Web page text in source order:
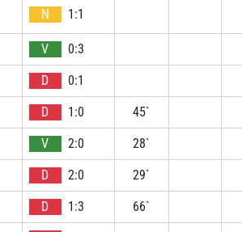
N 1:1
V 0:3
D 0:1
D 1:0 45`
V 2:0 28`
D 2:0 29`
D 1:3 66`